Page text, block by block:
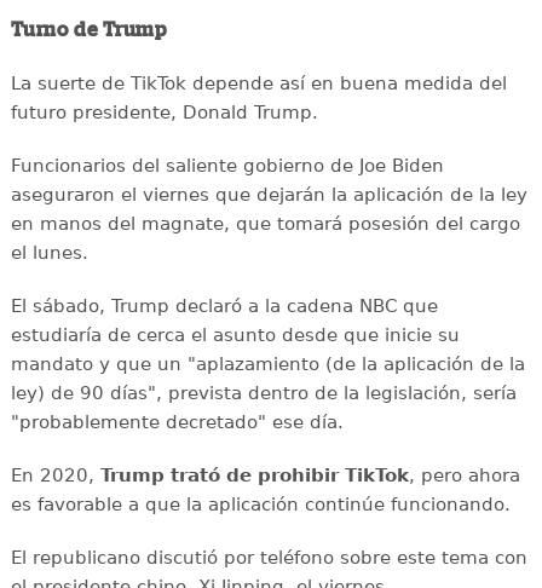
Turno de Trump
La suerte de TikTok depende así en buena medida del
futuro presidente, Donald Trump.
Funcionarios del saliente gobierno de Joe Biden
aseguraron el viernes que dejarán la aplicación de la ley
en manos del magnate, que tomará posesión del cargo
el lunes.
El sábado, Trump declaró a la cadena NBC que
estudiaría de cerca el asunto desde que inicie su
mandato y que un "aplazamiento (de la aplicación de la
ley) de 90 días", prevista dentro de la legislación, sería
"probablemente decretado" ese día.
En 2020, Trump trató de prohibir TikTok, pero ahora
es favorable a que la aplicación continúe funcionando.
El republicano discutió por teléfono sobre este tema con